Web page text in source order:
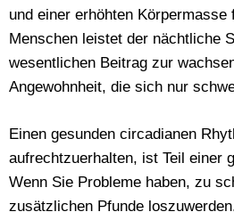
und einer erhöhten Körpermasse
Menschen leistet der nächtliche
wesentlichen Beitrag zur
Angewohnheit, die sich nur
Einen gesunden circadianen
aufrechtzuerhalten, ist Teil einer
Wenn Sie Probleme haben, zu
zusätzlichen Pfunde